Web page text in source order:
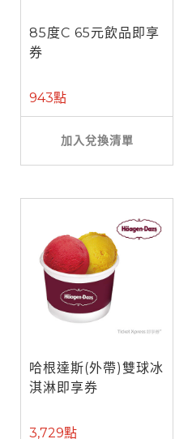
85度C 65元飲品即享
券
943點
加入兌換清單
哈根達斯(外帶)雙球冰
淇淋即享券
3,729點